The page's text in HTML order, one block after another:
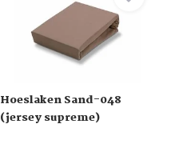
Hoeslaken Sand-048
(jersey supreme)